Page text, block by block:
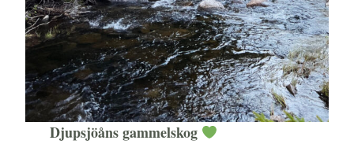
Djupsjöåns gammelskog